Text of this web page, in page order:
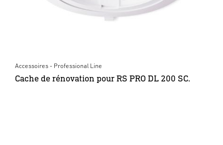
Accessoires - Professional Line
Cache de rénovation pour RS PRO DL 200 SC.